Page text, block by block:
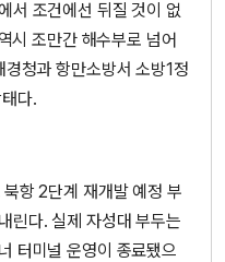
서 조건에선 뒤질 것이 없
시 조만간 해수부로 넘어
청과 항만소방서 소방1정
다.
항 2단계 재개발 예정 부
린다. 실제 자성대 부두는
터미널 운영이 종료됐으